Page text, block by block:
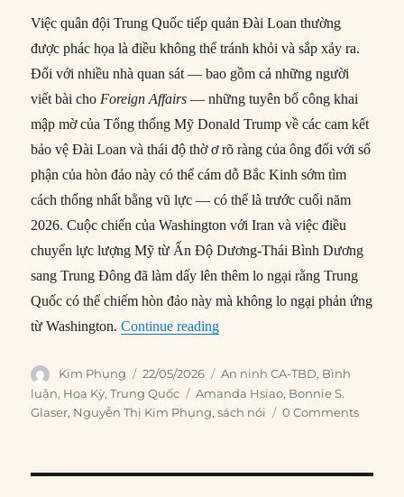
Việc quân đội Trung Quốc tiếp quản Đài Loan thường
được phác họa là điều không thể tránh khỏi và sắp xảy ra.
Đối với nhiều nhà quan sát — bao gồm cả những người
viết bài choForeign Affairs — những tuyên bố công khai
mập mờ của Tổng thống Mỹ Donald Trump về các cam kết
bảo vệ Đài Loan và thái độ thờ ơ rõ ràng của ông đối với số
phận của hòn đảo này có thể cám dỗ Bắc Kinh sớm tìm
cách thống nhất bằng vũ lực — có thể là trước cuối năm
2026. Cuộc chiến của Washington với Iran và việc điều
chuyển lực lượng Mỹ từ Ấn Độ Dương-Thái Bình Dương
sang Trung Đông đã làm dấy lên thêm lo ngại rằng Trung
Quốc có thể chiếm hòn đảo này mà không lo ngại phản ứng
từ Washington.Continue reading“Tại sao Trung Quốc chờ đợi?”
Author
Kim Phụng
Posted
on
22/05/2026 Categories
An ninh CA-TBD, Bình
luận, Hoa Kỳ,Trung Quốc Tags
Amanda Hsiao, Bonnie S.
Glaser, Nguyễn Thị Kim Phụng,sách nói 0 Comments